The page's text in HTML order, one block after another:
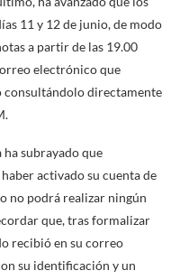
11 y 12 de junio, de modo
a partir de las 19.00
electrónico que
consultándolo directamente
ha subrayado que
activado su cuenta de
no podrá realizar ningún
que, tras formalizar
recibió en su correo
su identificación y un